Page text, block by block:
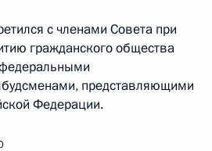
с членами Совета при
гражданского общества
представляющими
Федерации.